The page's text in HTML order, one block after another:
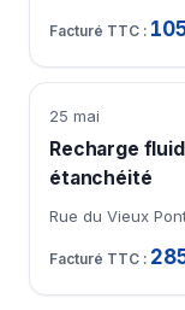
25 mai
Recharge
étanchéité
Rue du Vieux